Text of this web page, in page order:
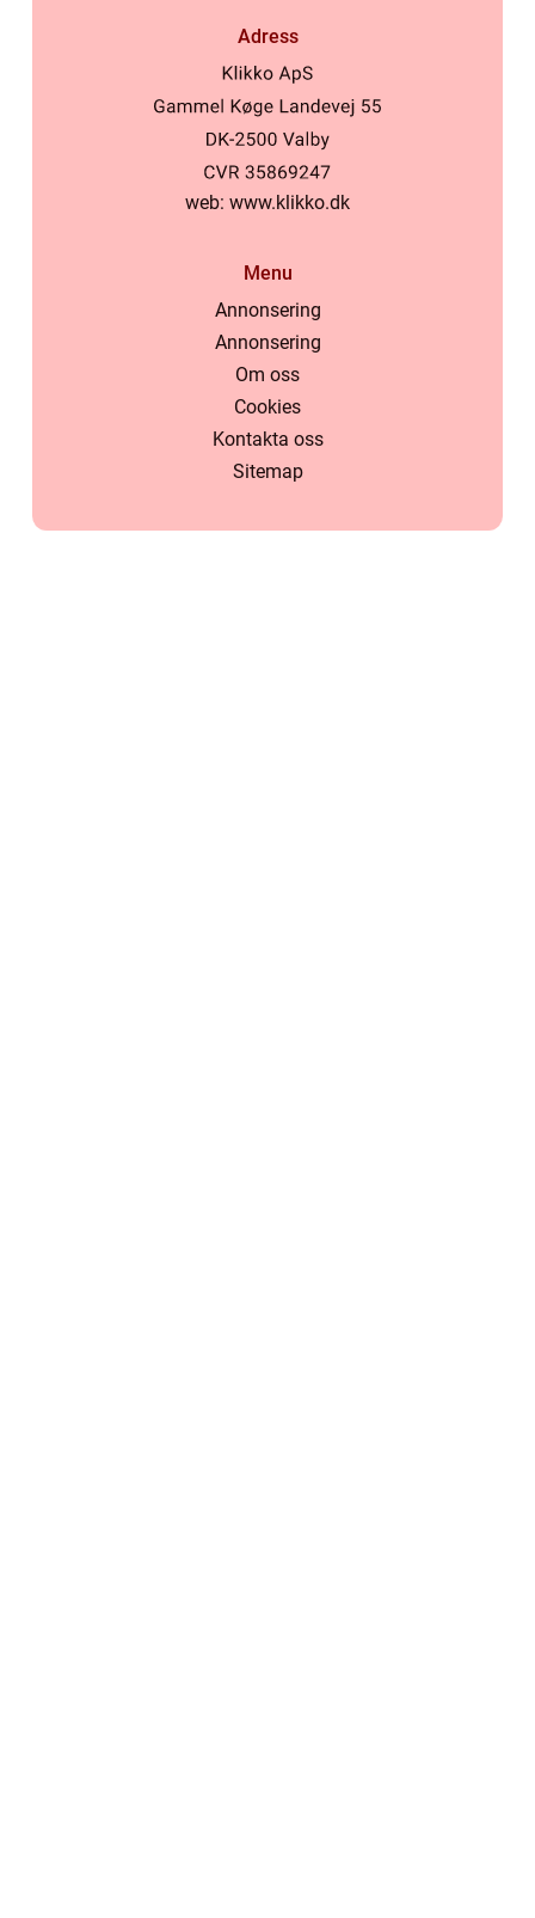
Adress
web: www.klikko.dk
Menu
Annonsering
Annonsering
Om oss
Cookies
Kontakta oss
Sitemap